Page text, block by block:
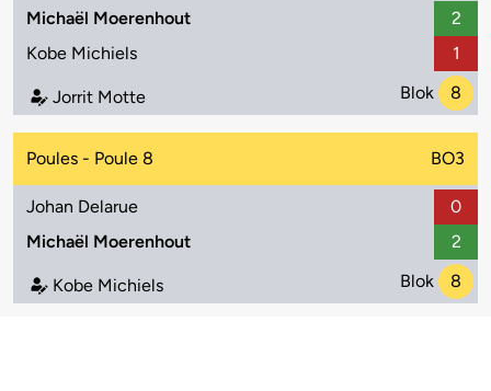
Michaël Moerenhout
2
Kobe Michiels
1
Jorrit Motte Blok 8
Poules - Poule 8 BO3
Johan Delarue
0
Michaël Moerenhout
2
Kobe Michiels Blok 8